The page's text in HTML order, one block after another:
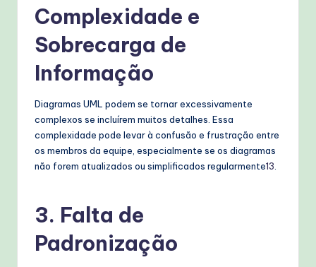
rn
T
Complexidade e
Sobrecarga de
Informação
Diagramas UML podem se tornar excessivamente
complexos se incluírem muitos detalhes. Essa
complexidade pode levar à confusão e frustração entre
os membros da equipe, especialmente se os diagramas
não forem atualizados ou simplificados regularmente13.
3. Falta de
Padronização